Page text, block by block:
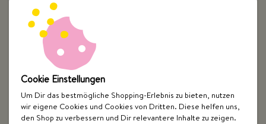
Cookie Einstellungen
Um Dir das bestmögliche Shopping-Erlebnis zu bieten, nutzen
wir eigene Cookies und Cookies von Dritten. Diese helfen uns,
den Shop zu verbessern und Dir relevantere Inhalte zu zeigen.